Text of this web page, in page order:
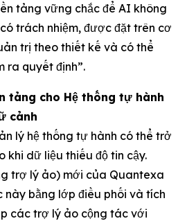
tảng vững chắc để AI không
trách nhiệm, được đặt trên cơ
trị theo thiết kế và có thể
ra quyết định”.
tảng cho Hệ thống tự hành
cảnh
lý hệ thống tự hành có thể trở
khi dữ liệu thiếu độ tin cậy.
trợ lý ảo) mới của Quantexa
bằng lớp điều phối và tích
các trợ lý ảo cộng tác với